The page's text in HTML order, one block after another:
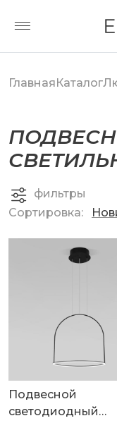
ГлавнаяКаталог
фильтры
Сортировка:
Подвесной
светодиодный